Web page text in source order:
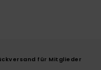
für Mitglieder